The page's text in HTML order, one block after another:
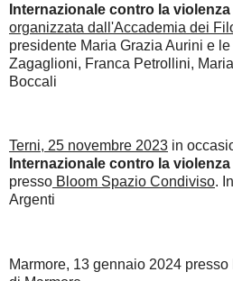
Internazionale contro la
organizzata dall'Accademia dei
presidente Maria Grazia Aurini e
Zagaglioni, Franca Petrollini,
Boccali
Terni, 25 novembre 2023 in
Internazionale contro la
presso Bloom Spazio Condiviso.
Argenti
Marmore, 13 gennaio 2024